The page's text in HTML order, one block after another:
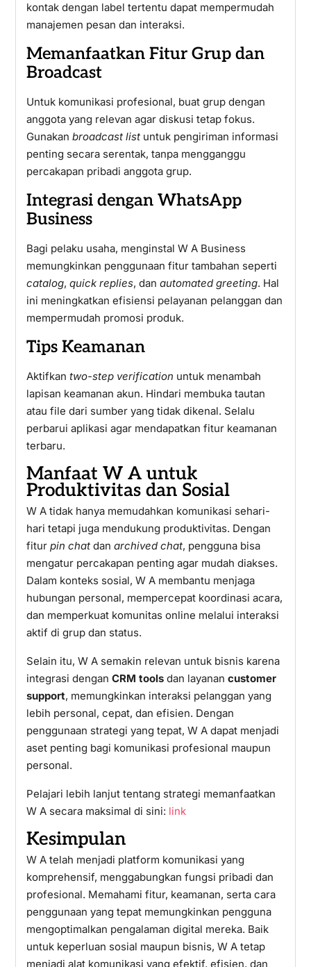
kontak dengan label tertentu dapat mempermudah
manajemen pesan dan interaksi.
Memanfaatkan Fitur Grup dan
Broadcast
Untuk komunikasi profesional, buat grup dengan
anggota yang relevan agar diskusi tetap fokus.
Gunakan broadcast listuntuk pengiriman informasi
penting secara serentak, tanpa mengganggu
percakapan pribadi anggota grup.
Integrasi dengan WhatsApp
Business
Bagi pelaku usaha, menginstal W A Business
memungkinkan penggunaan fitur tambahan seperti
catalog, quick replies, dan automated greeting. Hal
ini meningkatkan efisiensi pelayanan pelanggan dan
mempermudah promosi produk.
Tips Keamanan
Aktifkan two-step verification untuk menambah
lapisan keamanan akun. Hindari membuka tautan
atau file dari sumber yang tidak dikenal. Selalu
perbarui aplikasi agar mendapatkan fitur keamanan
terbaru.
Manfaat W A untuk
Produktivitas dan Sosial
W A tidak hanya memudahkan komunikasi sehari-
hari tetapi juga mendukung produktivitas. Dengan
fitur pin chatdan archived chat, pengguna bisa
mengatur percakapan penting agar mudah diakses.
Dalam konteks sosial, W A membantu menjaga
hubungan personal, mempercepat koordinasi acara,
dan memperkuat komunitas online melalui interaksi
aktif di grup dan status.
Selain itu, W A semakin relevan untuk bisnis karena
integrasi dengan CRM toolsdan layanan customer
support, memungkinkan interaksi pelanggan yang
lebih personal, cepat, dan efisien. Dengan
penggunaan strategi yang tepat, W A dapat menjadi
aset penting bagi komunikasi profesional maupun
personal.
Pelajari lebih lanjut tentang strategi memanfaatkan
W A secara maksimal di sini: link
Kesimpulan
W A telah menjadi platform komunikasi yang
komprehensif, menggabungkan fungsi pribadi dan
profesional. Memahami fitur, keamanan, serta cara
penggunaan yang tepat memungkinkan pengguna
mengoptimalkan pengalaman digital mereka. Baik
untuk keperluan sosial maupun bisnis, W A tetap
menjadi alat komunikasi yang efektif, efisien, dan